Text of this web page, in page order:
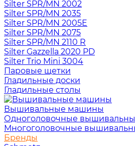
Silter SPR/MN 2002
Silter SPR/MN 2035
Silter SPR/MN 2005E
Silter SPR/MN 2075
Silter SPR/MN 2110 R
Silter Gazzella 2020 PD
Silter Trio Mini 3004
Паровые щетки
Гладильные доски
Гладильные столы
Вышивальные машины
Одноголовочные
Многоголовочные
Бренды